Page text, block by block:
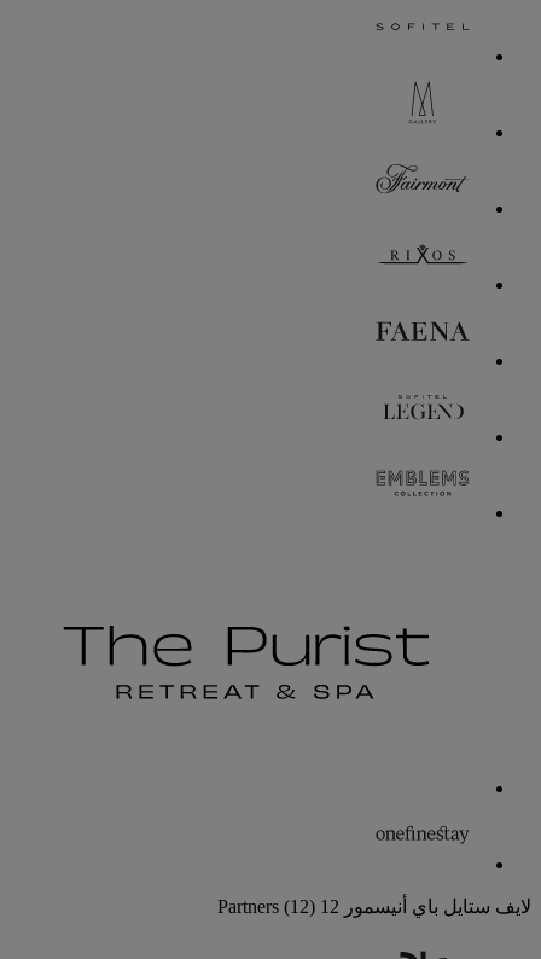
لايف ستايل باي أنيسمور 12 Partners
(12)